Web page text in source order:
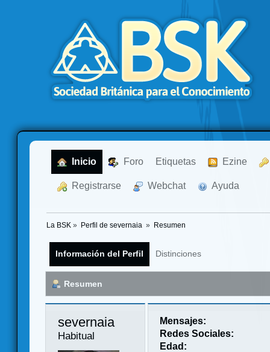
Inicio Foro Etiquetas Ezine
Registrarse Webchat Ayuda
La BSK » Perfil de severnaia » Resumen
Información del Perfil Distinciones
Resumen
severnaia
Habitual
Mensajes:
Redes Sociales:
Edad: